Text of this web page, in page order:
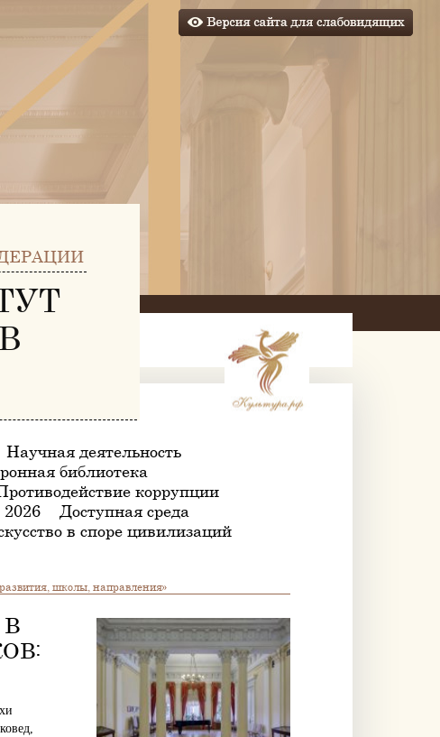
Научная деятельность
библиотека
коррупции
Доступная среда
в споре цивилизаций
школы, направления»